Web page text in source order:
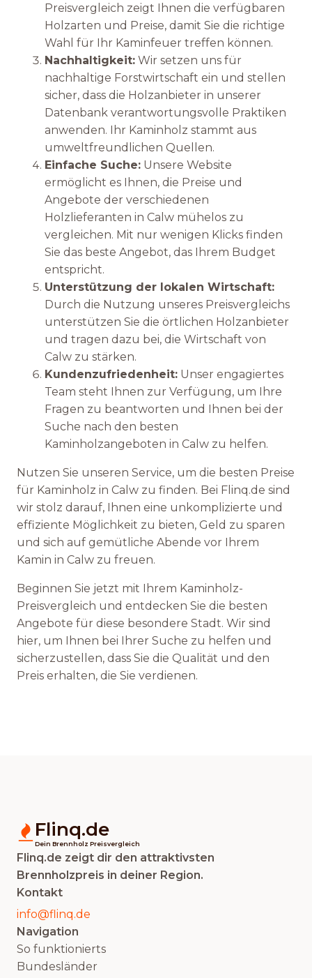
Preisvergleich zeigt Ihnen die verfügbaren
Holzarten und Preise, damit Sie die richtige
Wahl für Ihr Kaminfeuer treffen können.
Nachhaltigkeit: Wir setzen uns für
nachhaltige Forstwirtschaft ein und stellen
sicher, dass die Holzanbieter in unserer
Datenbank verantwortungsvolle Praktiken
anwenden. Ihr Kaminholz stammt aus
umweltfreundlichen Quellen.
Einfache Suche: Unsere Website
ermöglicht es Ihnen, die Preise und
Angebote der verschiedenen
Holzlieferanten in Calw mühelos zu
vergleichen. Mit nur wenigen Klicks finden
Sie das beste Angebot, das Ihrem Budget
entspricht.
Unterstützung der lokalen Wirtschaft:
Durch die Nutzung unseres Preisvergleichs
unterstützen Sie die örtlichen Holzanbieter
und tragen dazu bei, die Wirtschaft von
Calw zu stärken.
Kundenzufriedenheit: Unser engagiertes
Team steht Ihnen zur Verfügung, um Ihre
Fragen zu beantworten und Ihnen bei der
Suche nach den besten
Kaminholzangeboten in Calw zu helfen.
Nutzen Sie unseren Service, um die besten Preise
für Kaminholz in Calw zu finden. Bei Flinq.de sind
wir stolz darauf, Ihnen eine unkomplizierte und
effiziente Möglichkeit zu bieten, Geld zu sparen
und sich auf gemütliche Abende vor Ihrem
Kamin in Calw zu freuen.
Beginnen Sie jetzt mit Ihrem Kaminholz-
Preisvergleich und entdecken Sie die besten
Angebote für diese besondere Stadt. Wir sind
hier, um Ihnen bei Ihrer Suche zu helfen und
sicherzustellen, dass Sie die Qualität und den
Preis erhalten, die Sie verdienen.
Flinq.de
Dein Brennholz Preisvergleich
Flinq.de zeigt dir den attraktivsten
Brennholzpreis in deiner Region.
Kontakt
info@flinq.de
Navigation
So funktionierts
Bundesländer